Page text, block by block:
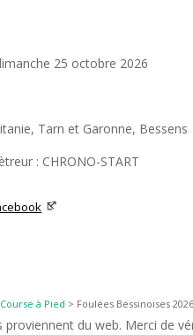
25 octobre 2026
Tarn et Garonne, Bessens
: CHRONO-START
Course à Pied > Foulées Bessinoises
du web. Merci de